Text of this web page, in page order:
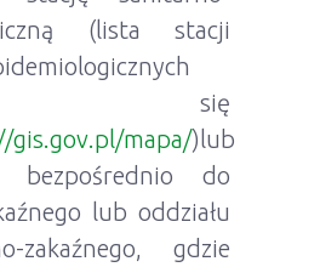
(lista stacji
się
gis.gov.pl/mapa/)lub
bezpośrednio do
lub oddziału
zakaźnego, gdzie